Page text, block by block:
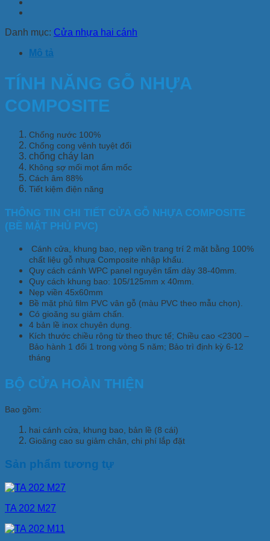
Danh mục: Cửa nhựa hai cánh
Mô tả
TÍNH NĂNG GỖ NHỰA
COMPOSITE
Chống nước 100%
Chống cong vênh tuyệt đối
chống cháy lan
Không sợ mối mọt ẩm mốc
Cách âm 88%
Tiết kiệm điện năng
THÔNG TIN CHI TIẾT CỬA GỖ NHỰA COMPOSITE
(BỀ MẶT PHỦ PVC)
Cánh cửa, khung bao, nẹp viền trang trí 2 mặt bằng 100%
chất liệu gỗ nhựa Composite nhập khẩu.
Quy cách cánh WPC panel nguyên tấm dày 38-40mm.
Quy cách khung bao: 105/125mm x 40mm.
Nẹp viền 45x60mm
Bề mặt phủ ﬁlm PVC vân gỗ (màu PVC theo mẫu chọn).
Có gioăng su giảm chấn.
4 bản lề inox chuyên dụng.
Kích thước chiều rộng từ theo thực tế; Chiều cao <2300 –
Bảo hành 1 đổi 1 trong vòng 5 năm; Bảo trì định kỳ 6-12
tháng
BỘ CỬA HOÀN THIỆN
Bao gồm:
hai cánh cửa, khung bao, bản lề (8 cái)
Gioăng cao su giảm chân, chi phí lắp đặt
Sản phẩm tương tự
TA 202 M27